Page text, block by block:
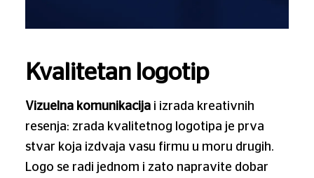
Kvalitetan logotip
Vizuelna komunikacijai izrada kreativnih
resenja: zrada kvalitetnog logotipa je prva
stvar koja izdvaja vasu firmu u moru drugih.
Logo se radi jednom i zato napravite dobar